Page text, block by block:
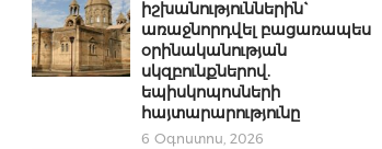
իշխանություններին`
առաջնորդվել բացառապես
օրինականության
սկզբունքներով.
եպիսկոպոսների
հայտարարությունը
6 Օգոստոս, 2026